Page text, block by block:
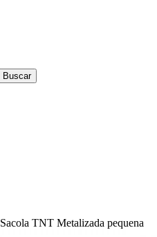
Buscar
Sacola TNT Metalizada pequena